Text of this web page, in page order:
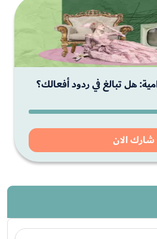
هل تبالغ في ردود أفعالك؟
شارك الان